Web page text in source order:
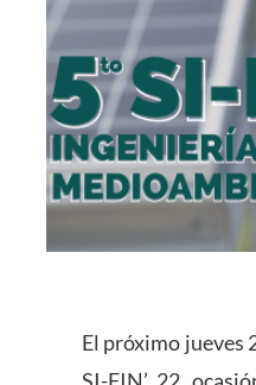
El próximo jueves